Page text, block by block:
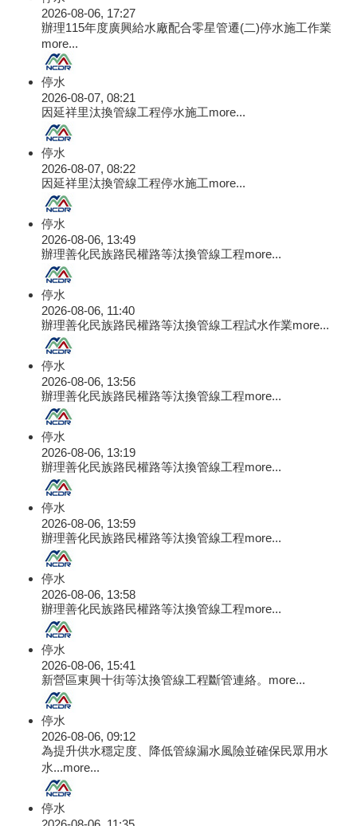
2026-08-06, 17:27
辦理115年度廣興給水廠配合零星管遷(二)停水施工作業
more...
停水
2026-08-07, 08:21
因延祥里汰換管線工程停水施工more...
停水
2026-08-07, 08:22
因延祥里汰換管線工程停水施工more...
停水
2026-08-06, 13:49
辦理善化民族路民權路等汰換管線工程more...
停水
2026-08-06, 11:40
辦理善化民族路民權路等汰換管線工程試水作業more...
停水
2026-08-06, 13:56
辦理善化民族路民權路等汰換管線工程more...
停水
2026-08-06, 13:19
辦理善化民族路民權路等汰換管線工程more...
停水
2026-08-06, 13:59
辦理善化民族路民權路等汰換管線工程more...
停水
2026-08-06, 13:58
辦理善化民族路民權路等汰換管線工程more...
停水
2026-08-06, 15:41
新營區東興十街等汰換管線工程斷管連絡。 more...
停水
2026-08-06, 09:12
為提升供水穩定度、降低管線漏水風險並確保民眾用水
水... more...
停水